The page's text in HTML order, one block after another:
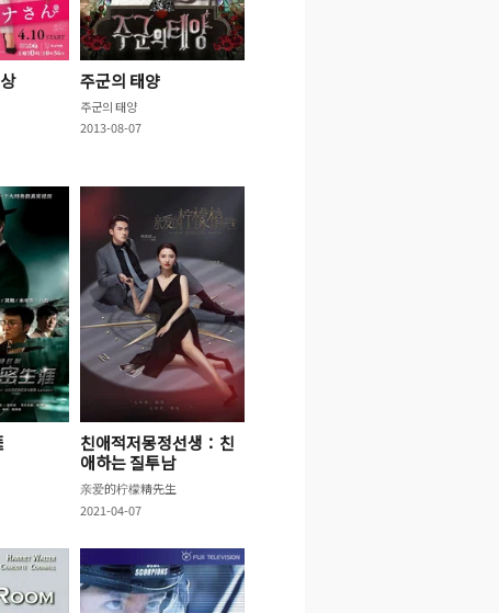
주군의 태양
주군의 태양
2013-08-07
친애적저몽정선생：친
애하는 질투남
亲爱的柠檬精先生
2021-04-07